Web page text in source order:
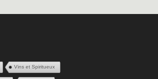
Vins et Spiritueux